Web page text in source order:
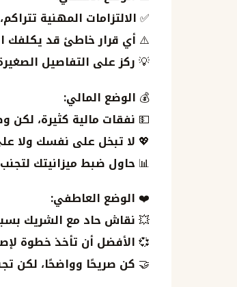
✅الالتزامات المهنية
⚠️ أي قرار خاطئ قد يكلفك
💡ركز على التفاصيل
💰 الوضع المالي:
💵 نفقات مالية كثيرة،
💖 لا تبخل على نفسك ولا
📊 حاول ضبط ميزانيتك
❤️ الوضع العاطفي:
💥نقاش حاد مع الشريك
💞الأفضل أن تأخذ خطوة
🤝 كن صريحًا وواضحًا، لكن